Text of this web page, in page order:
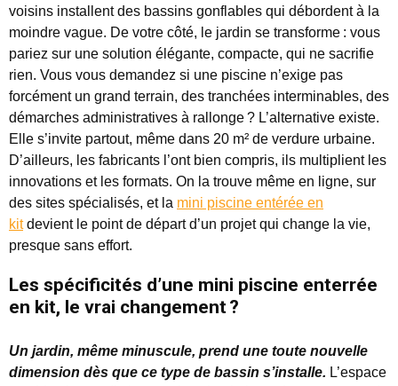
voisins installent des bassins gonflables qui débordent à la
moindre vague. De votre côté, le jardin se transforme : vous
pariez sur une solution élégante, compacte, qui ne sacrifie
rien. Vous vous demandez si une piscine n’exige pas
forcément un grand terrain, des tranchées interminables, des
démarches administratives à rallonge ? L’alternative existe.
Elle s’invite partout, même dans 20 m² de verdure urbaine.
D’ailleurs, les fabricants l’ont bien compris, ils multiplient les
innovations et les formats. On la trouve même en ligne, sur
des sites spécialisés, et la mini piscine entérée en
kitdevient le point de départ d’un projet qui change la vie,
presque sans effort.
Les spécificités d’une mini piscine enterrée
en kit, le vrai changement ?
Un jardin, même minuscule, prend une toute nouvelle
dimension dès que ce type de bassin s’installe. L’espace